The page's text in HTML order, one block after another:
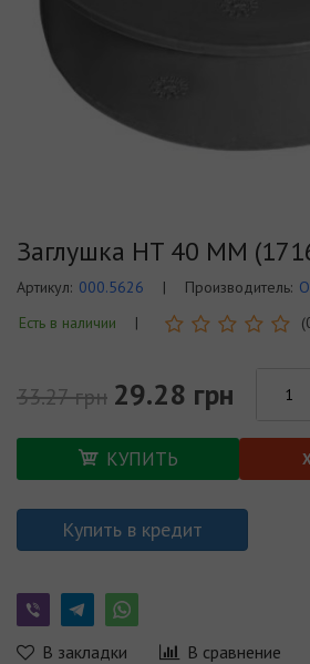
Заглушка HT 40 ММ
Артикул: 000.5626 | Производитель:
Есть в наличии
|
33.27 грн 29.28 грн
КУПИТЬ
Купить в кредит
В закладки В сравнение